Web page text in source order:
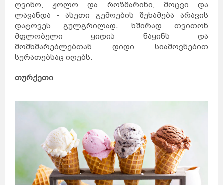
ღვინო, ჟოლო და როზმარინი, მოცვი და
ლავანდა - ასეთი გემოების შეხამება არავის
დატოვეს გულგრილად. ხშირად თვითონ
მფლობელი ყიდის ნაყინს და
მომხმარებლებთან დიდი სიამოვნებით
სურათებსაც იღებს.
თურქეთი